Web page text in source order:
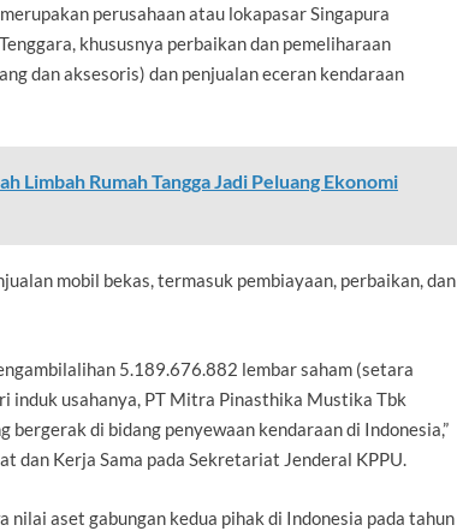
perusahaan atau lokapasar Singapura
khususnya perbaikan dan pemeliharaan
dan aksesoris) dan penjualan eceran kendaraan
Limbah Rumah Tangga Jadi Peluang Ekonomi
mobil bekas, termasuk pembiayaan, perbaikan, dan
5.189.676.882 lembar saham (setara
induk usahanya, PT Mitra Pinasthika Mustika Tbk
di bidang penyewaan kendaraan di Indonesia,”
dan Kerja Sama pada Sekretariat Jenderal KPPU.
aset gabungan kedua pihak di Indonesia pada tahun